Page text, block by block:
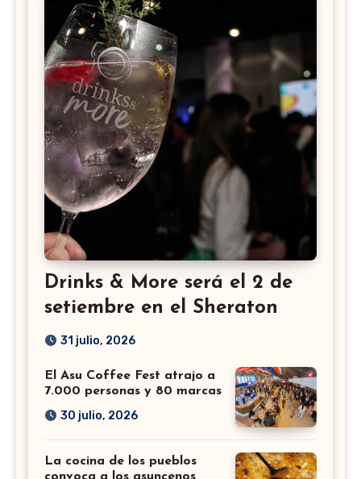
Drinks & More será el 2 de
setiembre en el Sheraton
31 julio, 2026
El Asu Coffee Fest atrajo a
7.000 personas y 80 marcas
30 julio, 2026
La cocina de los pueblos
convoca a los asuncenos